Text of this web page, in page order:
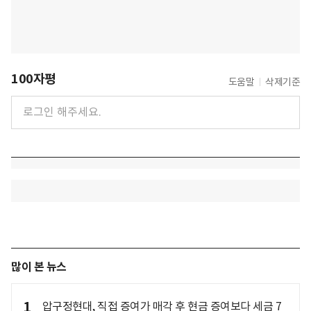
100자평 도움말 삭제기준
많이 본 뉴스
압구정현대, 직접 증여가 매각 후 현금 증여보다 세금 7